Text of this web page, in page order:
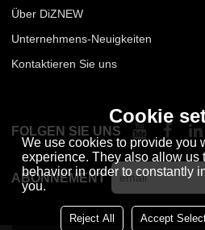
Über DiZNEW
Unternehmens-Neuigkeiten
Kontaktieren Sie uns
FOLGEN SIE UNS
ABONNEMENT
Cookie
We use cookies to provide you
experience. They also allow us
behavior in order to constantly
you.
Reject All Accept